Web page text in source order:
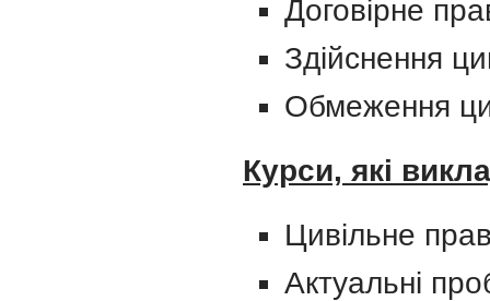
Договірне
Здійснення
Обмеження
Курси, які
Цивільне
Актуальні